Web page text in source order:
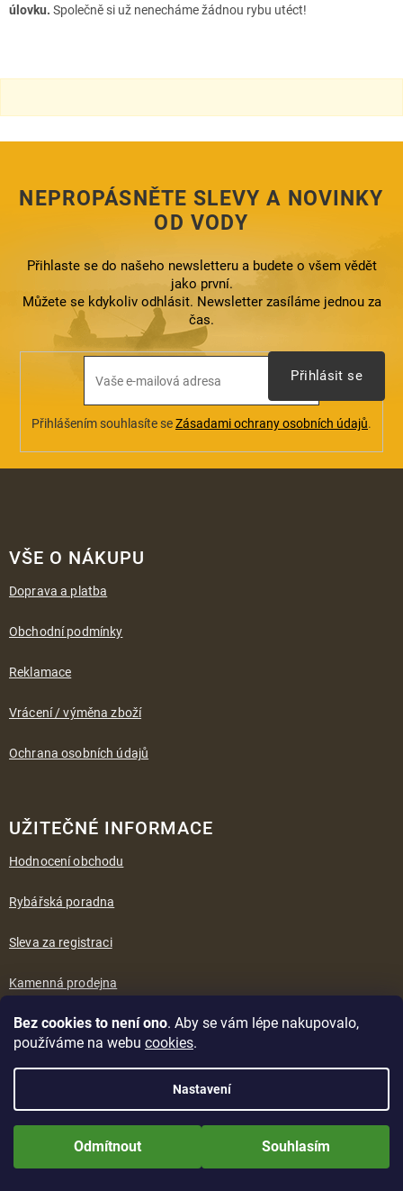
Bez cookies to není ono. Aby se vám lépe nakupovalo,
používáme na webu cookies.
Nastavení
Odmítnout Souhlasím
Nově zaregistrované zákazníci obdrží slevu 5% hned po prvním
přihlášení! Sleva se nevztahuje na jíž zlevněné zboží! Přejeme Vám
úlovku. Společně si už nenecháme žádnou rybu utéct!
NEPROPÁSNĚTE SLEVY A NOVINKY
OD VODY
Přihlaste se do našeho newsletteru a budete o všem vědět
jako první.
Můžete se kdykoliv odhlásit. Newsletter zasíláme jednou za
čas.
Přihlášením souhlasíte seZásadami ochrany osobních údajů.
Přihlásit se
VŠE O NÁKUPU
Doprava a platba
Obchodní podmínky
Reklamace
Vrácení / výměna zboží
Ochrana osobních údajů
UŽITEČNÉ INFORMACE
Hodnocení obchodu
Rybářská poradna
Sleva za registraci
Kamenná prodejna
Časté dotazy
KONTAKT